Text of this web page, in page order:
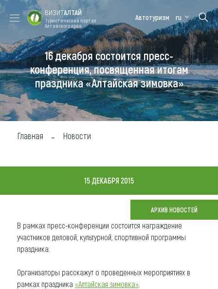
Форум VISIT
ALTAI
Цветение
маральника
Медицинский
форум
Алтайская
зимовка
Туры
Где побывать
Чем заняться
Карта
Что привезти (сувениры)
О регионе
Коллекция впечатлений
ВИЗИТАЛТАЙ
Туристический портал
Алтайского края
Автотуризм ru
16 декабря состоится пресс-
конференция, посвященная итогам
праздника «Алтайская зимовка»
Главная Новости
15 ДЕКАБРЯ 2015
АРХИВ НОВОСТЕЙ
В рамках пресс-конференции состоится награждение
участников деловой, культурной, спортивной программы
праздника.
Организаторы расскажут о проведенных мероприятиях в
рамках праздника «Алтайская зимовка»